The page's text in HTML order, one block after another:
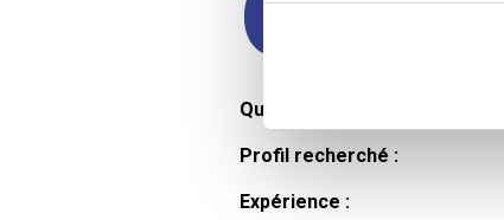
Qualifications et diplômes :
Profil recherché :
Expérience :